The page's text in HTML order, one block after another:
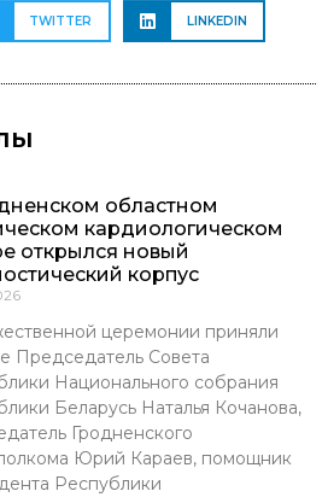
TWITTER LINKEDIN
областном
кардиологическом
открылся новый
корпус
церемонии приняли
Председатель Совета
Национального собрания
Беларусь Наталья Кочанова,
Гродненского
Юрий Караев, помощник
Республики